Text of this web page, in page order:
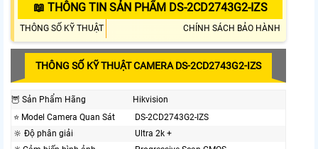
📖 THÔNG TIN SẢN PHẨM DS-2CD2743G2-IZS
THÔNG SỐ KỸ THUẬT CHÍNH SÁCH BẢO HÀNH
THÔNG SỐ KỸ THUẬT CAMERA DS-2CD2743G2-IZS
🦉 Sản Phẩm Hãng
Hikvision
⭐ Model Camera Quan Sát
DS-2CD2743G2-IZS
🔆 Độ phân giải
Ultra 2k +